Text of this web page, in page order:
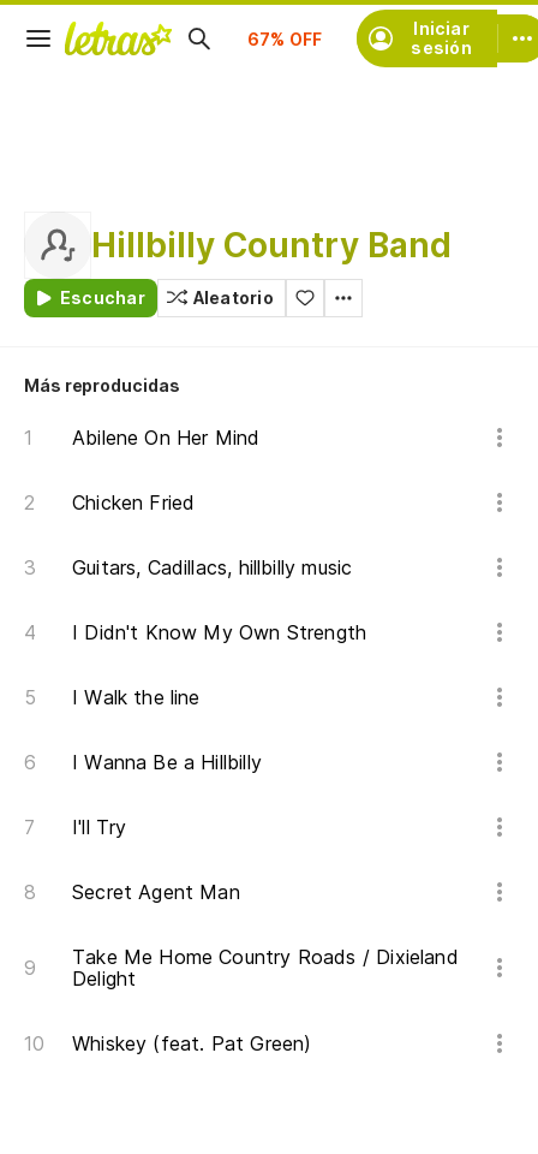
Iniciar
sesión
Suscríbete
Hillbilly Country Band
Escuchar Aleatorio
Más reproducidas
Abilene On Her Mind
Chicken Fried
Guitars, Cadillacs, hillbilly music
I Didn't Know My Own Strength
I Walk the line
I Wanna Be a Hillbilly
I'll Try
Secret Agent Man
Take Me Home Country Roads / Dixieland
Delight
Whiskey (feat. Pat Green)